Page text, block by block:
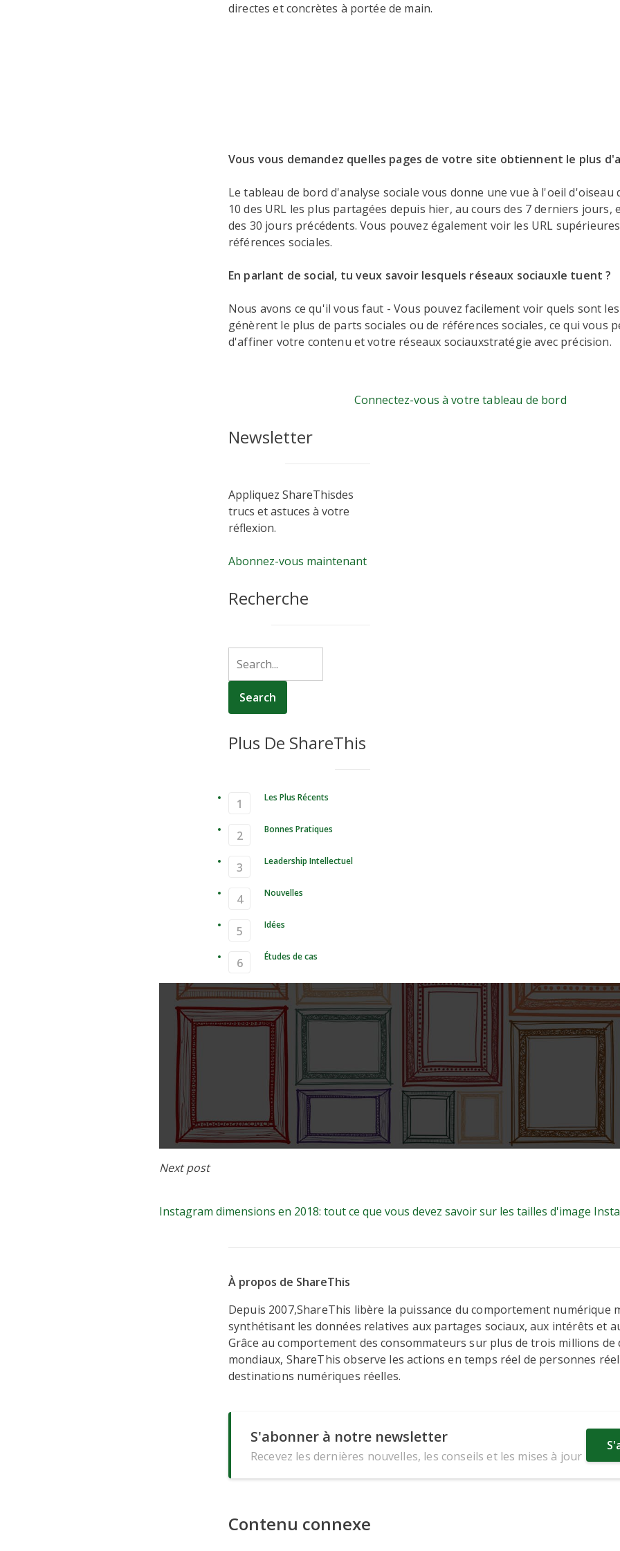
directes et concrètes à portée de main.
Vous vous demandez quelles pages de votre site obtiennent le plus
Le tableau de bord d'analyse sociale vous donne une vue à l'oeil d'oiseau
10 des URL les plus partagées depuis hier, au cours des 7 derniers jours,
des 30 jours précédents. Vous pouvez également voir les URL
références sociales.
En parlant de social, tu veux savoir lesquels réseaux sociauxle tuent ?
Nous avons ce qu'il vous faut - Vous pouvez facilement voir quels sont
génèrent le plus de parts sociales ou de références sociales, ce qui vous
d'affiner votre contenu et votre réseaux sociauxstratégie avec précision.
Connectez-vous à votre tableau de bord
Newsletter
Appliquez ShareThisdes
trucs et astuces à votre
réflexion.
Abonnez-vous maintenant
Recherche
Plus De ShareThis
Les Plus Récents
Bonnes Pratiques
Leadership Intellectuel
Nouvelles
Idées
Études de cas
Next post
Instagram dimensions en 2018: tout ce que vous devez savoir sur les tailles d'image
À propos de ShareThis
Depuis 2007,ShareThis libère la puissance du comportement numérique
synthétisant les données relatives aux partages sociaux, aux intérêts et
Grâce au comportement des consommateurs sur plus de trois millions de
mondiaux, ShareThis observe les actions en temps réel de personnes
destinations numériques réelles.
S'abonner à notre newsletter
Recevez les dernières nouvelles, les conseils et les mises à jour
Contenu connexe